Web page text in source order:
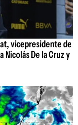
vicepresidente de
De la Cruz y